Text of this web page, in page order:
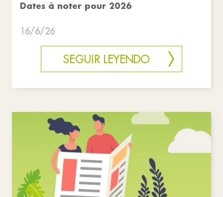
Dates à noter pour 2026
16/6/26
SEGUIR LEYENDO